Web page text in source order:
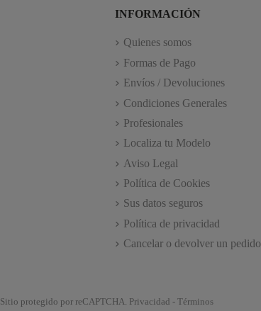
INFORMACIÓN
Quienes somos
Formas de Pago
Envíos / Devoluciones
Condiciones Generales
Profesionales
Localiza tu Modelo
Aviso Legal
Política de Cookies
Sus datos seguros
Política de privacidad
Cancelar o devolver un pedido
Sitio protegido por reCAPTCHA. Privacidad - Términos